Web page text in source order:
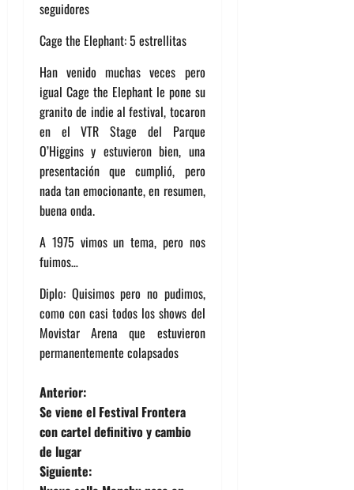
seguidores
Cage the Elephant: 5 estrellitas
Han venido muchas veces pero
igual Cage the Elephant le pone su
granito de indie al festival, tocaron
en el VTR Stage del Parque
O’Higgins y estuvieron bien, una
presentación que cumplió, pero
nada tan emocionante, en resumen,
buena onda.
A 1975 vimos un tema, pero nos
fuimos…
Diplo: Quisimos pero no pudimos,
como con casi todos los shows del
Movistar Arena que estuvieron
permanentemente colapsados
N
a
v
Anterior:
Se viene el Festival Frontera
con cartel definitivo y cambio
de lugar
Siguiente: